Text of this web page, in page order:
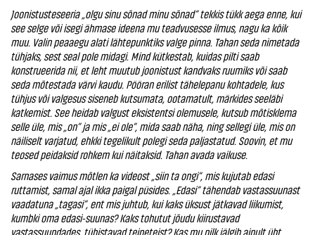
Joonistusteseeria „olgu sinu sõnad minu sõnad“ tekkis tükk aega enne, kui
see selge või isegi ähmase ideena mu teadvusesse ilmus, nagu ka kõik
muu. Valin peaaegu alati lähtepunktiks valge pinna. Tahan seda nimetada
tühjaks, sest seal pole midagi. Mind kütkestab, kuidas pilti saab
konstrueerida nii, et leht muutub joonistust kandvaks ruumiks või saab
seda mõtestada värvi kaudu. Pööran erilist tähelepanu kohtadele, kus
tühjus või valgesus siseneb kutsumata, ootamatult, märkides seeläbi
katkemist. See heidab valgust eksistentsi olemusele, kutsub mõtisklema
selle üle, mis „on“ ja mis „ei ole“, mida saab näha, ning sellegi üle, mis on
näiliselt varjatud, ehkki tegelikult polegi seda paljastatud. Soovin, et mu
teosed peidaksid rohkem kui näitaksid. Tahan avada vaikuse.
Sarnases vaimus mõtlen ka videost „siin ta ongi“, mis kujutab edasi
ruttamist, samal ajal ikka paigal püsides. „Edasi“ tähendab vastassuunast
vaadatuna „tagasi“, ent mis juhtub, kui kaks üksust jätkavad liikumist,
kumbki oma edasi-suunas? Kaks tohutut jõudu kiirustavad
vastassuundades, tühistavad teineteist? Kas mu pilk jälgib ainult üht